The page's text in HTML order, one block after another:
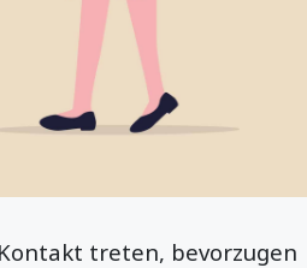
treten, bevorzugen